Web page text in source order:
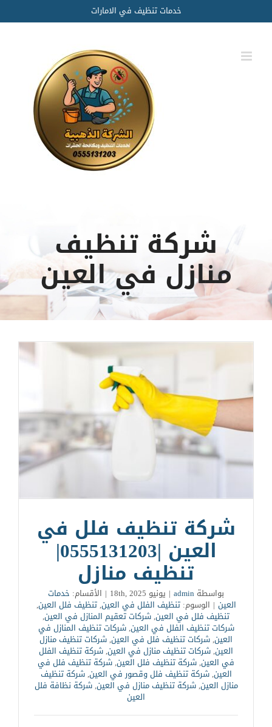
to
content
خدمات تنظيف في الامارات
شركة تنظيف
منازل في العين
شركة تنظيف فلل في
العين |0555131203|
تنظيف منازل
بواسطة admin
| يونيو 18th, 2025 | الأقسام: خدمات
العين | الوسوم:تنظيف الفلل في العين,تنظيف فلل العين,
تنظيف فلل في العين,شركات تعقيم المنازل في العين,
شركات تنظيف الفلل في العين,شركات تنظيف المنازل في
العين,شركات تنظيف فلل في العين,شركات تنظيف منازل
العين,شركات تنظيف منازل في العين,شركة تنظيف الفلل
في العين,شركة تنظيف فلل العين,شركة تنظيف فلل في
العين,شركة تنظيف فلل وقصور في العين,شركة تنظيف
منازل العين,شركة تنظيف منازل في العين,شركة نظافة فلل
العين